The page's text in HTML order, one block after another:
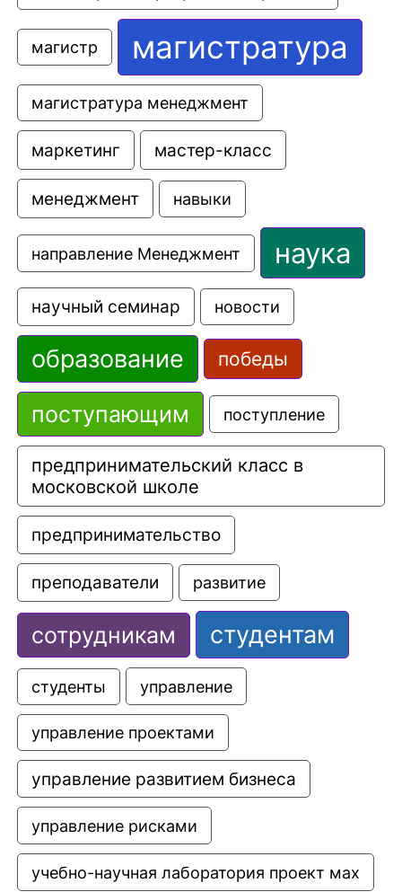
магистр магистратура
магистратура менеджмент
маркетинг мастер-класс
менеджмент навыки
направление Менеджмент наука
научный семинар новости
образование победы
поступающим поступление
предпринимательский класс в
московской школе
предпринимательство
преподаватели развитие
сотрудникам студентам
студенты управление
управление проектами
управление развитием бизнеса
управление рисками
учебно-научная лаборатория проект мах